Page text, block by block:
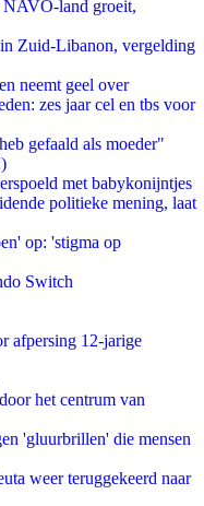
NAVO-land groeit,
Zuid-Libanon, vergelding
neemt geel over
zes jaar cel en tbs voor
gefaald als moeder"
met babykonijntjes
politieke mening, laat
op: 'stigma op
Switch
afpersing 12-jarige
het centrum van
'gluurbrillen' die mensen
weer teruggekeerd naar